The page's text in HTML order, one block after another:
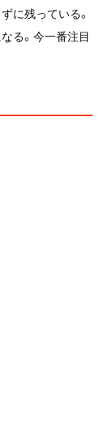
に残っている。
る。今一番注目